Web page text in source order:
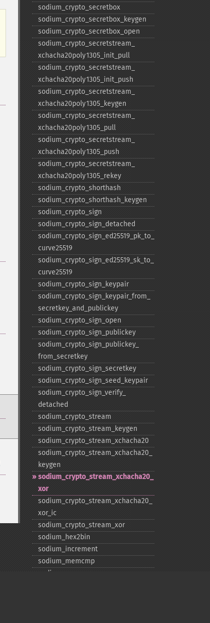
sodium_​crypto_​secretbox
sodium_​crypto_​secretbox_​keygen
sodium_​crypto_​secretbox_​open
sodium_​crypto_​secretstream_​
xchacha20poly1305_​init_​pull
sodium_​crypto_​secretstream_​
xchacha20poly1305_​init_​push
sodium_​crypto_​secretstream_​
xchacha20poly1305_​keygen
sodium_​crypto_​secretstream_​
xchacha20poly1305_​pull
sodium_​crypto_​secretstream_​
xchacha20poly1305_​push
sodium_​crypto_​secretstream_​
xchacha20poly1305_​rekey
sodium_​crypto_​shorthash
sodium_​crypto_​shorthash_​keygen
sodium_​crypto_​sign
sodium_​crypto_​sign_​detached
sodium_​crypto_​sign_​ed25519_​pk_​to_​
curve25519
sodium_​crypto_​sign_​ed25519_​sk_​to_​
curve25519
sodium_​crypto_​sign_​keypair
sodium_​crypto_​sign_​keypair_​from_​
secretkey_​and_​publickey
sodium_​crypto_​sign_​open
sodium_​crypto_​sign_​publickey
sodium_​crypto_​sign_​publickey_​
from_​secretkey
sodium_​crypto_​sign_​secretkey
sodium_​crypto_​sign_​seed_​keypair
sodium_​crypto_​sign_​verify_​
detached
sodium_​crypto_​stream
sodium_​crypto_​stream_​keygen
sodium_​crypto_​stream_​xchacha20
sodium_​crypto_​stream_​xchacha20_​
keygen
sodium_​crypto_​stream_​xchacha20_​
xor
sodium_​crypto_​stream_​xchacha20_​
xor_​ic
sodium_​crypto_​stream_​xor
sodium_​hex2bin
sodium_​increment
sodium_​memcmp
sodium_​memzero